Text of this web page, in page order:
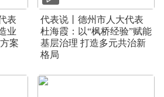
表
业
案
代表说丨德州市人大代表
杜海霞：以“枫桥经验”赋能
基层治理 打造多元共治新
格局